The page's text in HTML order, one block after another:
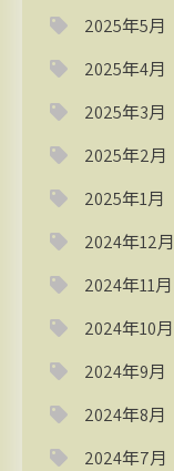
2025年5月
2025年4月
2025年3月
2025年2月
2025年1月
2024年12月
2024年11月
2024年10月
2024年9月
2024年8月
2024年7月